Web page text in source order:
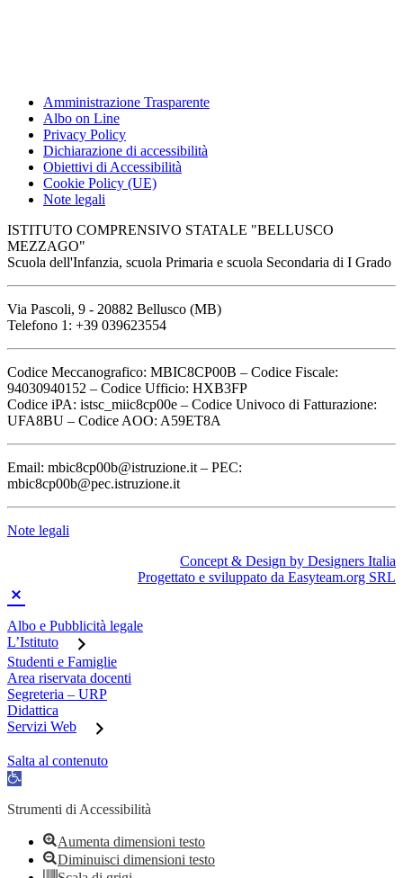
Amministrazione Trasparente
Albo on Line
Privacy Policy
Dichiarazione di accessibilità
Obiettivi di Accessibilità
Cookie Policy (UE)
Note legali
ISTITUTO COMPRENSIVO STATALE "BELLUSCO
MEZZAGO"
Scuola dell'Infanzia, scuola Primaria e scuola Secondaria di I Grado
Via Pascoli, 9 - 20882 Bellusco (MB)
Telefono 1: +39 039623554
Codice Meccanografico: MBIC8CP00B – Codice Fiscale:
94030940152 – Codice Ufficio: HXB3FP
Codice iPA: istsc_miic8cp00e – Codice Univoco di Fatturazione:
UFA8BU – Codice AOO: A59ET8A
Email: mbic8cp00b@istruzione.it – PEC:
mbic8cp00b@pec.istruzione.it
Note legali
Concept & Design by Designers Italia
Progettato e sviluppato da Easyteam.org SRL
Albo e Pubblicità legale
L’Istituto
Studenti e Famiglie
Area riservata docenti
Segreteria – URP
Didattica
Servizi Web
Salta al contenuto
Apri
barra
strumenti
Strumenti di Accessibilità
Aumenta dimensioni testo
Diminuisci dimensioni testo